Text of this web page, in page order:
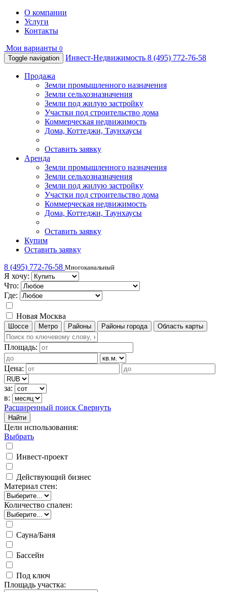
О компании
Услуги
Контакты
Мои варианты 0
Toggle navigation
Инвест-Недвижимость 8 (495) 772-76-58
Продажа
Земли промышленного назначения
Земли сельхозназначения
Земли под жилую застройку
Участки под строительство дома
Коммерческая недвижимость
Дома, Коттеджи, Таунхаусы
Оставить заявку
Аренда
Земли промышленного назначения
Земли сельхозназначения
Земли под жилую застройку
Участки под строительство дома
Коммерческая недвижимость
Дома, Коттеджи, Таунхаусы
Оставить заявку
Купим
Оставить заявку
8 (495) 772-76-58 Многоканальный
Я хочу:
Что:
Где:
Новая Москва
Шоссе Метро Районы Районы города Область карты
Площадь:
Цена:
за:
в:
Расширенный поиск Свернуть
Найти
Цели использования:
Выбрать
Инвест-проект
Действующий бизнес
Материал стен:
Количество спален:
Сауна/Баня
Бассейн
Под ключ
Площадь участка: